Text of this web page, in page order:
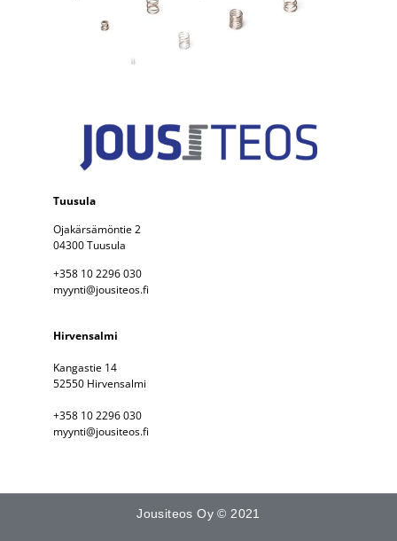
Tuusula
Ojakärsämöntie 2
04300 Tuusula
+358 10 2296 030
myynti@jousiteos.fi
Hirvensalmi
Kangastie 14
52550 Hirvensalmi
+358 10 2296 030
myynti@jousiteos.fi
Jousiteos Oy © 2021